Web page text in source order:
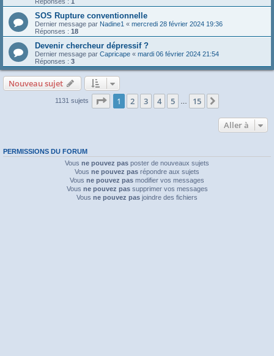
SOS Rupture conventionnelle
Dernier message par Nadine1 « mercredi 28 février 2024 19:36
Réponses : 18
Devenir chercheur dépressif ?
Dernier message par Capricape « mardi 06 février 2024 21:54
Réponses : 3
Nouveau sujet
1131 sujets Page 1sur15
1 2 3 4 5 15
Aller à
PERMISSIONS DU FORUM
Vous ne pouvez pas poster de nouveaux sujets
Vous ne pouvez pas répondre aux sujets
Vous ne pouvez pas modifier vos messages
Vous ne pouvez passupprimer vos messages
Vous ne pouvez pas joindre des fichiers